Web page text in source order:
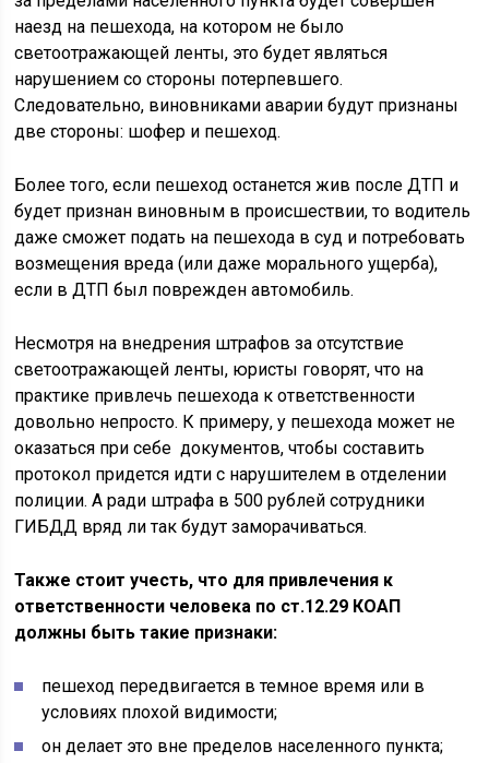
наезд на пешехода, на котором не было
светоотражающей ленты, это будет являться
нарушением со стороны потерпевшего.
Следовательно, виновниками аварии будут признаны
две стороны: шофер и пешеход.
Более того, если пешеход останется жив после ДТП и
будет признан виновным в происшествии, то водитель
даже сможет подать на пешехода в суд и потребовать
возмещения вреда (или даже морального ущерба),
если в ДТП был поврежден автомобиль.
Несмотря на внедрения штрафов за отсутствие
светоотражающей ленты, юристы говорят, что на
практике привлечь пешехода к ответственности
довольно непросто. К примеру, у пешехода может не
оказаться при себе документов, чтобы составить
протокол придется идти с нарушителем в отделении
полиции. А ради штрафа в 500 рублей сотрудники
ГИБДД вряд ли так будут заморачиваться.
Также стоит учесть, что для привлечения к
ответственности человека по ст.12.29 КОАП
должны быть такие признаки:
пешеход передвигается в темное время или в
условиях плохой видимости;
он делает это вне пределов населенного пункта;